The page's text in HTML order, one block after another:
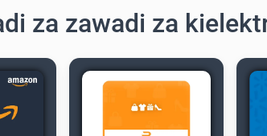
za zawadi za